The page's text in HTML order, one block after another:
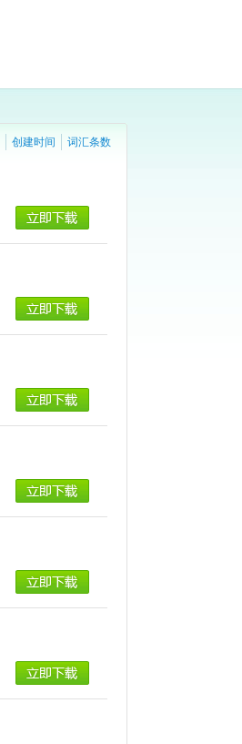
创建时间 词汇条数